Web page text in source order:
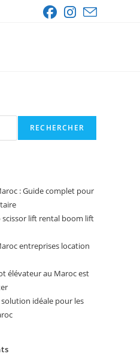
RECHERCHER
: Guide complet pour
lift rental boom lift
entreprises location
élévateur au Maroc est
solution idéale pour les